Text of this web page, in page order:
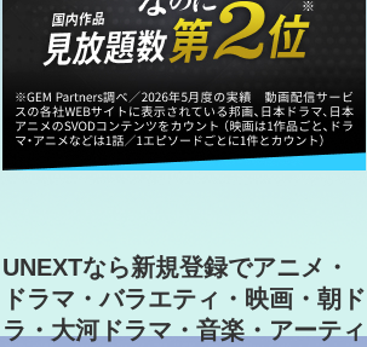
UNEXTなら新規登録でアニメ・
ドラマ・バラエティ・映画・朝ド
ラ・大河ドラマ・音楽・アーティ